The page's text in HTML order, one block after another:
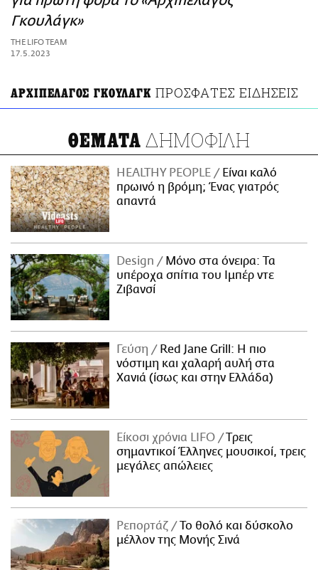
ΑΜΠΑ
PRINT
Γκουλάγκ»
THE LIFO TEAM
17.5.2023
ΑΡΧΙΠΕΛΑΓΟΣ ΓΚΟΥΛΑΓΚ ΠΡΟΣΦΑΤΕΣ ΕΙΔΗΣΕΙΣ
ΘΕΜΑΤΑ ΔΗΜΟΦΙΛΗ
HEALTHY PEOPLE
Είναι καλό
πρωινό η βρόμη; Ένας γιατρός
απαντά
Design
Μόνο στα όνειρα: Τα
υπέροχα σπίτια του Ιμπέρ ντε
Ζιβανσί
Γεύση
Red Jane Grill: Η πιο
νόστιμη και χαλαρή αυλή στα
Χανιά (ίσως και στην Ελλάδα)
Είκοσι χρόνια LIFO
Tρεις
σημαντικοί Έλληνες μουσικοί, τρεις
μεγάλες απώλειες
Ρεπορτάζ
Το θολό και δύσκολο
μέλλον της Μονής Σινά